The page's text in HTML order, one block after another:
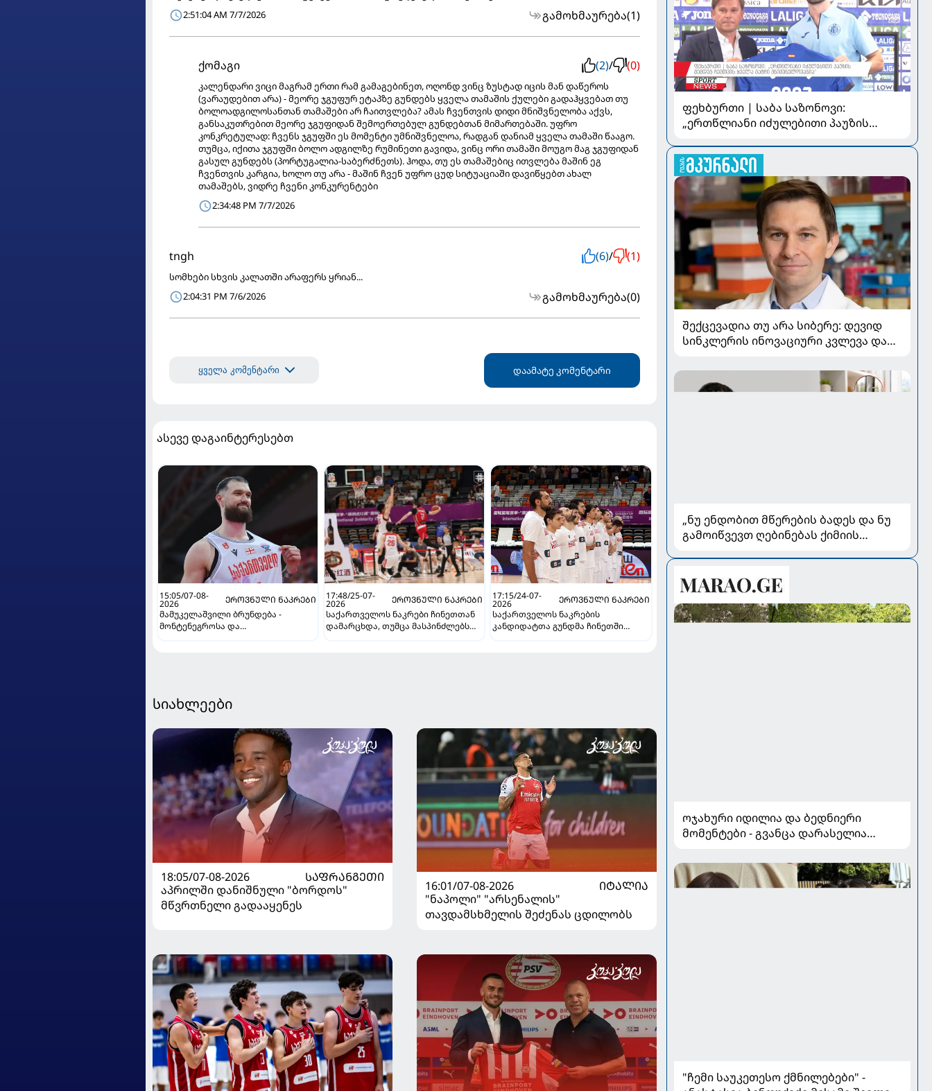
2:51:04 AM 7/7/2026
გამოხმაურება(1)
ქომაგი (2)/ (0)
კალენდარი ვიცი მაგრამ ერთი რამ გამაგებინეთ, ოღონდ ვინც ზუსტად იცის მან დაწეროს
(ვარაუდებით არა) - მეორე ჯგუფურ ეტაპზე გუნდებს ყველა თამაშის ქულები გადაჰყვებათ თუ
ბოლოადგილოსანთან თამაშები არ ჩაითვლება? ამას ჩვენთვის დიდი მნიშვნელობა აქვს,
განსაკუთრებით მეორე ჯგუფიდან შემოერთებულ გუნდებთან მიმართებაში. უფრო
კონკრეტულად: ჩვენს ჯგუფში ეს მომენტი უმნიშვნელოა, რადგან დანიამ ყველა თამაში წააგო.
თუმცა, იქითა ჯგუფში ბოლო ადგილზე რუმინეთი გავიდა, ვინც ორი თამაში მოუგო მაგ ჯგუფიდან
გასულ გუნდებს (პორტუგალია-საბერძნეთს). ჰოდა, თუ ეს თამაშებიც ითვლება მაშინ ეგ
ჩვენთვის კარგია, ხოლო თუ არა - მაშინ ჩვენ უფრო ცუდ სიტუაციაში დავიწყებთ ახალ
თამაშებს, ვიდრე ჩვენი კონკურენტები
2:34:48 PM 7/7/2026
tngh (6)/ (1)
სომხები სხვის კალათში არაფერს ყრიან...
2:04:31 PM 7/6/2026
გამოხმაურება(0)
ყველა კომენტარი დაამატე კომენტარი
ასევე დაგაინტერესებთ
15:05/07-08-
2026
ᲔᲠᲝᲕᲜᲣᲚᲘ ᲜᲐᲙᲠᲔᲑᲘ
მამუკელაშვილი ბრუნდება -
მონტენეგროსა და
17:48/25-07-
2026
ᲔᲠᲝᲕᲜᲣᲚᲘ ᲜᲐᲙᲠᲔᲑᲘ
საქართველოს ნაკრები ჩინეთთან
დამარცხდა, თუმცა მასპინძლებს
17:15/24-07-
2026
ᲔᲠᲝᲕᲜᲣᲚᲘ ᲜᲐᲙᲠᲔᲑᲘ
საქართველოს ნაკრების
კანდიდატთა გუნდმა ჩინეთში
სიახლეები
18:05/07-08-2026
ᲡᲐᲤᲠᲐᲜᲒᲔᲗᲘ
აპრილში დანიშნული "ბორდოს"
მწვრთნელი გადააყენეს
16:01/07-08-2026
ᲘᲢᲐᲚᲘᲐ
"ნაპოლი" "არსენალის"
თავდამსხმელის შეძენას ცდილობს
ფეხბურთი | საბა საზონოვი:
„ერთწლიანი იძულებითი პაუზის
მნიშვნელოვანია“
შექცევადია თუ არა სიბერე: დევიდ
სინკლერის ინოვაციური კვლევა და
„ნუ ენდობით მწერების ბადეს და ნუ
გამოიწვევთ ღებინებას ქიმიის
პედიატრ სალომე ახვლედიანის
რჩევები
ოჯახური იდილია და ბედნიერი
მომენტები - გვანცა დარასელია
კადრებს აზიარებს
"ჩემი საუკეთესო ქმნილებები" -